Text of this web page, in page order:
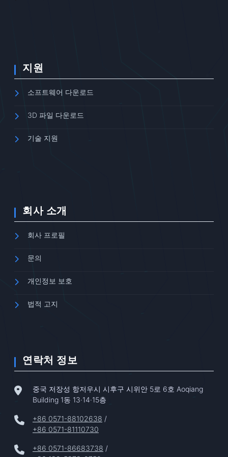
지원
소프트웨어 다운로드
3D 파일 다운로드
기술 지원
회사 소개
회사 프로필
문의
개인정보 보호
법적 고지
연락처 정보
중국 저장성 항저우시 시후구 시위안 5로 6호 Aoqiang
Building 1동 13·14·15층
+86 0571-88102638 /
+86 0571-81110730
+86 0571-86683738 /